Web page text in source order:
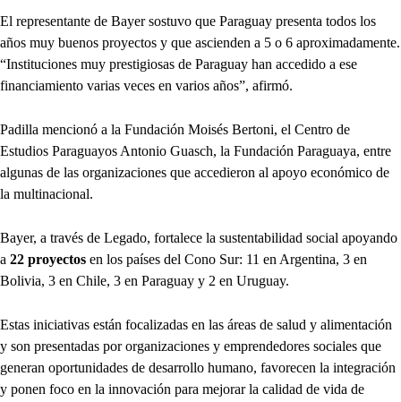
El representante de Bayer sostuvo que Paraguay presenta todos los
años muy buenos proyectos y que ascienden a 5 o 6 aproximadamente.
“Instituciones muy prestigiosas de Paraguay han accedido a ese
financiamiento varias veces en varios años”, afirmó.
Padilla mencionó a la Fundación Moisés Bertoni, el Centro de
Estudios Paraguayos Antonio Guasch, la Fundación Paraguaya, entre
algunas de las organizaciones que accedieron al apoyo económico de
la multinacional.
Bayer, a través de Legado, fortalece la sustentabilidad social apoyando
a 22 proyectos en los países del Cono Sur: 11 en Argentina, 3 en
Bolivia, 3 en Chile, 3 en Paraguay y 2 en Uruguay.
Estas iniciativas están focalizadas en las áreas de salud y alimentación
y son presentadas por organizaciones y emprendedores sociales que
generan oportunidades de desarrollo humano, favorecen la integración
y ponen foco en la innovación para mejorar la calidad de vida de